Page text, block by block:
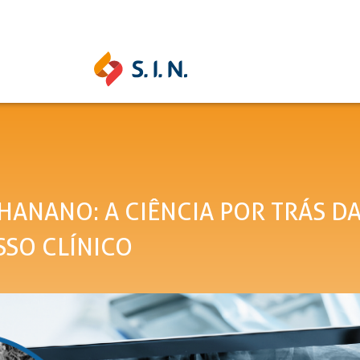
Ouse ser digital Conheça a
A CIÊNCIA POR TRÁS
CLÍNICO